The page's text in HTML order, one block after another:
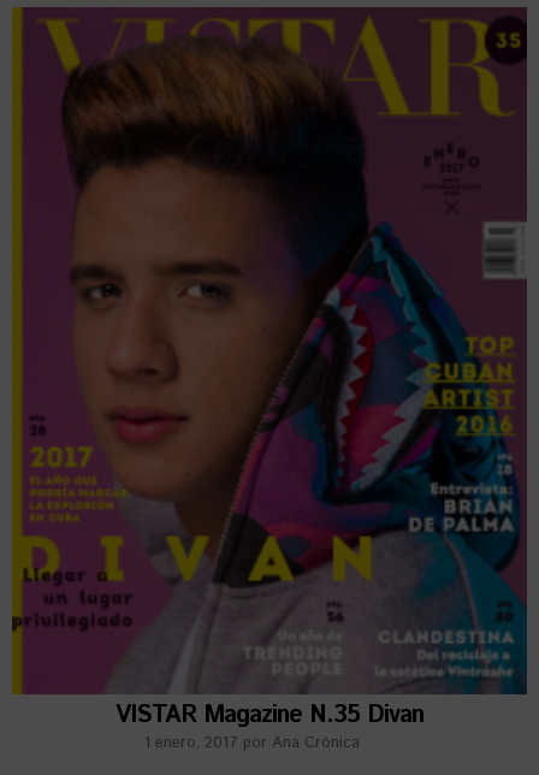
VISTAR Magazine N.35 Divan
1 enero, 2017 por Ana Crónica